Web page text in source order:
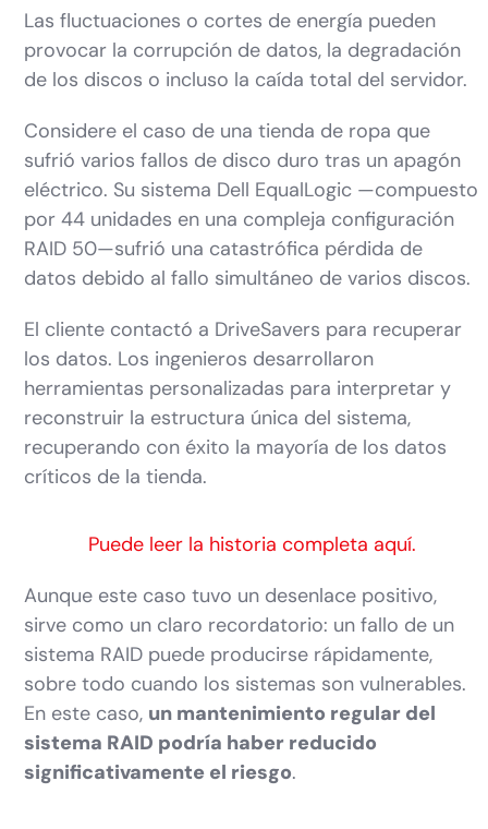
Las fluctuaciones o cortes de energía pueden
provocar la corrupción de datos, la degradación
de los discos o incluso la caída total del servidor.
Considere el caso de una tienda de ropa que
sufrió varios fallos de disco duro tras un apagón
eléctrico. Su sistema Dell EqualLogic —compuesto
por 44 unidades en una compleja configuración
RAID 50—sufrió una catastrófica pérdida de
datos debido al fallo simultáneo de varios discos.
El cliente contactó a DriveSavers para recuperar
los datos. Los ingenieros desarrollaron
herramientas personalizadas para interpretar y
reconstruir la estructura única del sistema,
recuperando con éxito la mayoría de los datos
críticos de la tienda.
Puede leer la historia completa aquí.
Aunque este caso tuvo un desenlace positivo,
sirve como un claro recordatorio: un fallo de un
sistema RAID puede producirse rápidamente,
sobre todo cuando los sistemas son vulnerables.
En este caso, un mantenimiento regular del
sistema RAID podría haber reducido
significativamente el riesgo.